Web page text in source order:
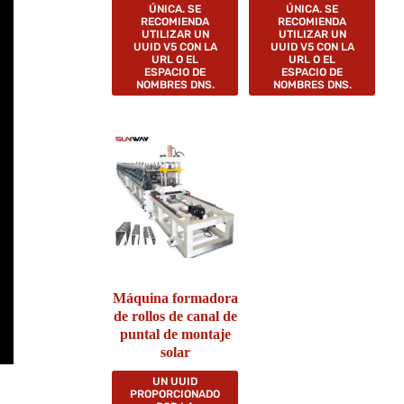
ÚNICA. SE
RECOMIENDA
UTILIZAR UN
UUID V5 CON LA
URL O EL
ESPACIO DE
NOMBRES DNS.
ÚNICA. SE
RECOMIENDA
UTILIZAR UN
UUID V5 CON LA
URL O EL
ESPACIO DE
NOMBRES DNS.
Máquina formadora
de rollos de canal de
puntal de montaje
solar
UN UUID
PROPORCIONADO